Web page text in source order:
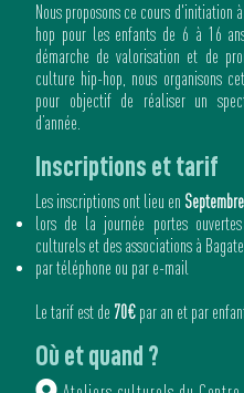
Nous proposons ce cours d'initiation
hop pour les enfants de 6 à 16
démarche de valorisation et de
culture hip-hop, nous organisons
pour objectif de réaliser un
d’année.
Inscriptions et tarif
Les inscriptions ont lieu en Septembre
lors de la journée portes
culturels et des associations à
par téléphone ou par e-mail
Le tarif est de 70€ par an et par
Où et quand ?